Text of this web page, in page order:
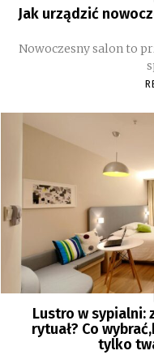
Jak urządzić
Nowoczesny salon to
Lustro w sypialni:
rytuał? Co
tylko